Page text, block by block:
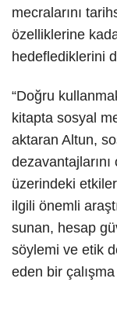
mecralarını
özelliklerine
hedeflediklerini
“Doğru
kitapta sosyal
aktaran Altun,
üzerindeki
ilgili önemli
sunan, hesap
söylemi ve etik
eden bir çalışma